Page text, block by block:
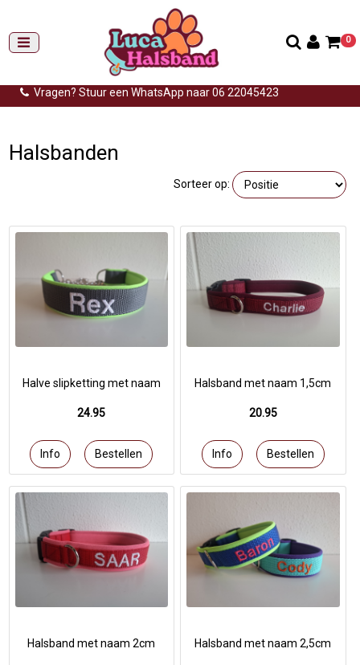
Gemiddelde levertijd: 3 tot 14 werkdagen
Gratis verzending (NL) vanaf €99,-
Vragen? Stuur een WhatsApp naar 06 22045423
0
Halsbanden
Sorteer op:
Halve slipketting met naam
24.95
Halsband met naam 1,5cm
20.95
Halsband met naam 2cm Halsband met naam 2,5cm